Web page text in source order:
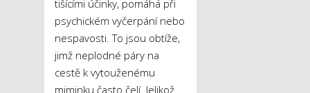
tišícími účinky, pomáhá při
psychickém vyčerpání nebo
nespavosti. To jsou obtíže,
jimž neplodné páry na
cestě k vytouženému
miminku často čelí. Jelikož